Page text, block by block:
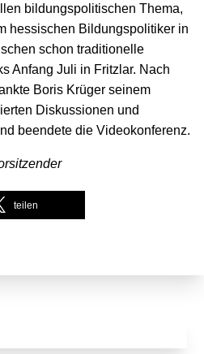
bildungspolitischen Thema,
hessischen Bildungspolitiker in
schon traditionelle
Anfang Juli in Fritzlar. Nach
Boris Krüger seinem
Diskussionen und
beendete die Videokonferenz.
teilen